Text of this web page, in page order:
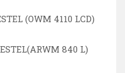
(OWM 4110 LCD)
840 L)